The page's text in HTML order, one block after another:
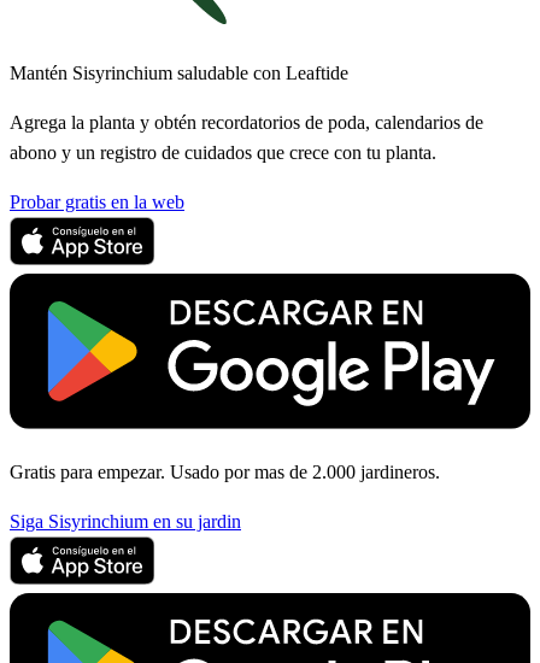
Mantén Sisyrinchium saludable con Leaftide
Agrega la planta y obtén recordatorios de poda, calendarios de
abono y un registro de cuidados que crece con tu planta.
Probar gratis en la web
Gratis para empezar. Usado por mas de 2.000 jardineros.
Siga Sisyrinchium en su jardin